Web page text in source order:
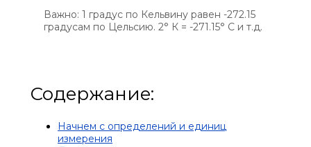
Важно: 1 градус по Кельвину равен -272.15
градусам по Цельсию. 2° К = -271.15° С и т.д.
Содержание:
Начнем с определений и единиц
измерения